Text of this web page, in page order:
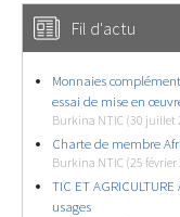
Fil d'actu
Monnaies
essai de mise en
Burkina NTIC (30 juillet
Charte de membre
Burkina NTIC (25 février
TIC ET
usages